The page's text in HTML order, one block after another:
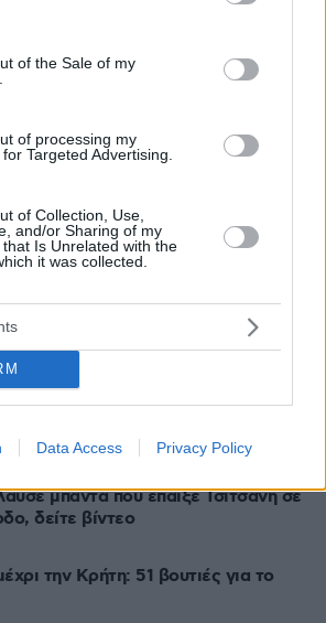
to Google and its third-party tags to
specified purposes in below Google
of the Sale of my
of processing my
Targeted Advertising.
of Collection, Use,
and/or Sharing of my
Is Unrelated with the
it was collected.
Data Access Privacy Policy
καρκίνο στα 26 της - Η Αλίσα
προφίλ της
σαρώνει την Ιαπωνία: Ακυρώσεις
και πάνω από 50.000 κτίρια χωρίς
δεν μας αρέσουμε στις
άλλοι μάς βλέπουν όμορφους
κινηματογραφιστές στο Ιράν:
αβεβαιότητα, έναν πόλεμο σε
μπάντα που έπαιξε Τσιτσάνη σε
δείτε βίντεο
την Κρήτη: 51 βουτιές για το